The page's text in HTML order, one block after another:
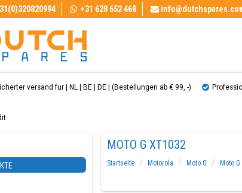
+31 628 652 468
versand fur | NL | BE | DE | (Bestellungen ab € 99, ​​-)
MOTO G XT1032
Startseite Motorola Moto G
Moto